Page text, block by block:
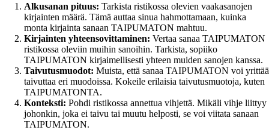
Alkusanan pituus: Tarkista ristikossa olevien vaakasanojen
kirjainten määrä. Tämä auttaa sinua hahmottamaan, kuinka
monta kirjainta sanaan TAIPUMATON mahtuu.
Kirjainten yhteensovittaminen: Vertaa sanaa TAIPUMATON
ristikossa oleviin muihin sanoihin. Tarkista, sopiiko
TAIPUMATON kirjaimellisesti yhteen muiden sanojen kanssa.
Taivutusmuodot: Muista, että sanaa TAIPUMATON voi yrittää
taivuttaa eri muodoissa. Kokeile erilaisia taivutusmuotoja, kuten
TAIPUMATONTA.
Konteksti: Pohdi ristikossa annettua vihjettä. Mikäli vihje liittyy
johonkin, joka ei taivu tai muutu helposti, se voi viitata sanaan
TAIPUMATON.